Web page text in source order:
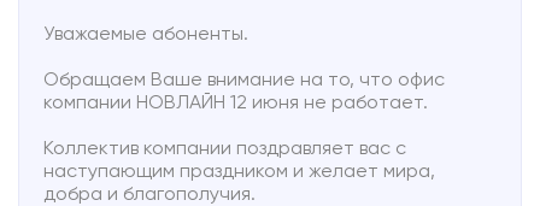
программно-аппаратного комплекса.
сделаем", - добавил он.
остались жители Крыма.
https://tass.ru/kosmos/17257993
Уважаемые абоненты.
Обращаем Ваше внимание на то, что офис
компании НОВЛАЙН 12 июня не работает.
Коллектив компании поздравляет вас с
наступающим праздником и желает мира,
добра и благополучия.